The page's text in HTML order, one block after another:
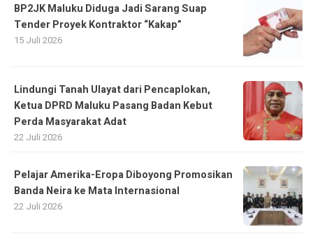
BP2JK Maluku Diduga Jadi Sarang Suap
Tender Proyek Kontraktor “Kakap”
15 Juli 2026
Lindungi Tanah Ulayat dari Pencaplokan,
Ketua DPRD Maluku Pasang Badan Kebut
Perda Masyarakat Adat
22 Juli 2026
Pelajar Amerika-Eropa Diboyong Promosikan
Banda Neira ke Mata Internasional
22 Juli 2026